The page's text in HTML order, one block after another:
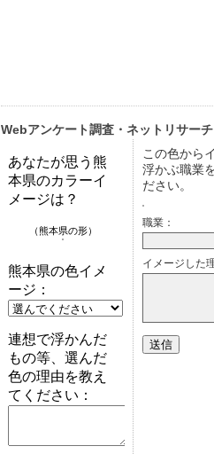
Webアンケート調査・ネットリサーチ